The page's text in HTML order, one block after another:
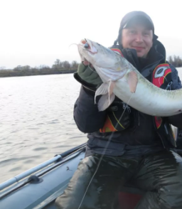
Ближе к обеду опять попалась
два часа дня решили
Результатом двухдневной
около 30 шт. судака,5 щук и
Закрытие получилось на
P/S Тем, кто сезон еще не
до субботы, погодку теплую